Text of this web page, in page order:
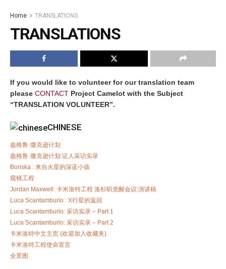
Home TRANSLATIONS
TRANSLATIONS
If you would like to volunteer for our translation team
please CONTACT Project Camelot with the Subject
“TRANSLATION VOLUNTEER”.
CHINESE
盎格鲁·撒克逊计划
盎格鲁·撒克逊计划:证人采访实录
Boriska : 来自火星的深蓝小孩
窥镜工程
Jordan Maxwell: 卡米洛特工程 洛杉矶觉醒会议:演讲稿
Luca Scantamburlo : X行星的返回
Luca Scantamburlo: 采访实录 – Part 1
Luca Scantamburlo: 采访实录 – Part 2
卡米洛特中文主页 (欢迎加入收藏夹)
卡米洛特工程使命宣言
全景图